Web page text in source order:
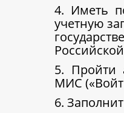
4. Иметь
учетную
5. Пройти
МИС
6.